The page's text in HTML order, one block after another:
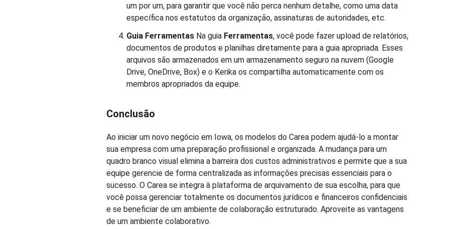
um por um, para garantir que você não perca nenhum detalhe, como uma data
específica nos estatutos da organização, assinaturas de autoridades, etc.
Guia Ferramentas Na guia Ferramentas, você pode fazer upload de relatórios,
documentos de produtos e planilhas diretamente para a guia apropriada. Esses
arquivos são armazenados em um armazenamento seguro na nuvem (Google
Drive, OneDrive, Box) e o Kerika os compartilha automaticamente com os
membros apropriados da equipe.
Conclusão
Ao iniciar um novo negócio em Iowa, os modelos do Carea podem ajudá-lo a montar
sua empresa com uma preparação profissional e organizada. A mudança para um
quadro branco visual elimina a barreira dos custos administrativos e permite que a sua
equipe gerencie de forma centralizada as informações precisas essenciais para o
sucesso. O Carea se integra à plataforma de arquivamento de sua escolha, para que
você possa gerenciar totalmente os documentos jurídicos e financeiros confidenciais
e se beneficiar de um ambiente de colaboração estruturado. Aproveite as vantagens
de um ambiente colaborativo.